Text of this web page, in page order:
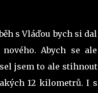
s Vláďou bych si dal
Abych se ale
jsem to ale stihnout
12 kilometrů. I s